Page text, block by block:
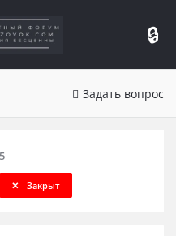
Задать вопрос
Закрыт